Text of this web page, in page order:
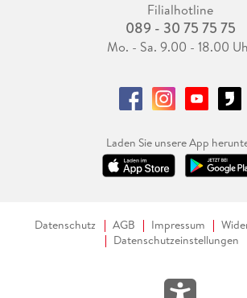
Filialhotline
089 - 30 75 75 75
Mo. - Sa. 9.00 - 18.00
Laden Sie unsere App
Datenschutz AGB Impressum
Datenschutzeinstellungen